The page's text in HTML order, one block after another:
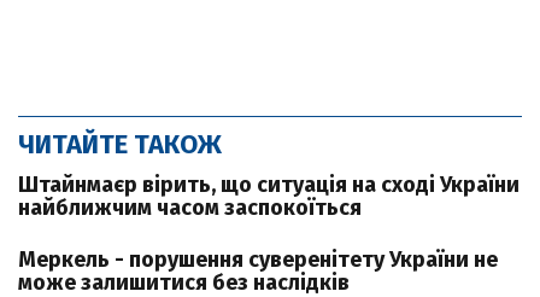
ЧИТАЙТЕ ТАКОЖ
Штайнмаєр вірить, що ситуація на сході України
найближчим часом заспокоїться
Меркель - порушення суверенітету України не
може залишитися без наслідків